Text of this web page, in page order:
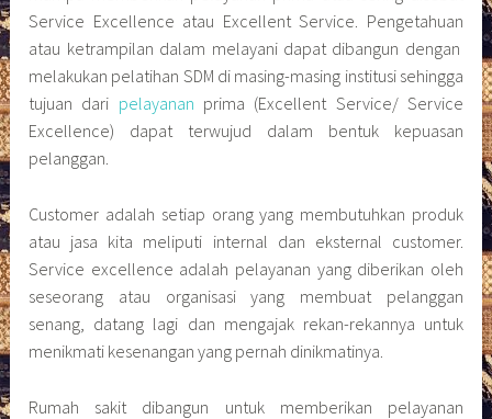
Service Excellence atau Excellent Service. Pengetahuan
atau ketrampilan dalam melayani dapat dibangun dengan
melakukan pelatihan SDM di masing-masing institusi sehingga
tujuan dari pelayanan prima (Excellent Service/ Service
Excellence) dapat terwujud dalam bentuk kepuasan
pelanggan.
Customer adalah setiap orang yang membutuhkan produk
atau jasa kita meliputi internal dan eksternal customer.
Service excellence adalah pelayanan yang diberikan oleh
seseorang atau organisasi yang membuat pelanggan
senang, datang lagi dan mengajak rekan-rekannya untuk
menikmati kesenangan yang pernah dinikmatinya.
Rumah sakit dibangun untuk memberikan pelayanan